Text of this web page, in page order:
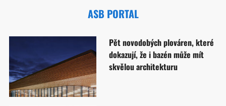
ASB PORTAL
Pět novodobých plováren, které
dokazují, že i bazén může mít
skvělou architekturu